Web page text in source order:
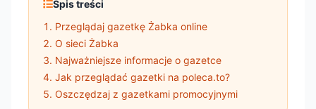
Spis treści
Przeglądaj gazetkę Żabka online
O sieci Żabka
Najważniejsze informacje o gazetce
Jak przeglądać gazetki na poleca.to?
Oszczędzaj z gazetkami promocyjnymi